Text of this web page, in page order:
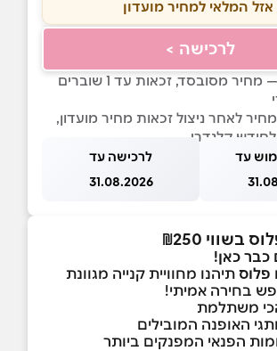
אזל המלאי למחיר מועדון
לרכישה >
— מחיר מסובסד, זכאות עד 1 שוברים
לאחר ניצול זכאות מחיר מועדון,
עד
לרכישה עד
31.08.2026
בשווי ₪250
כאן!
פלוס תיהנו מחוויית קנייה מגוונת
בחירה אמיתי!
משתלמת
האופנה המובילים
הפנאי המפנקים ביותר